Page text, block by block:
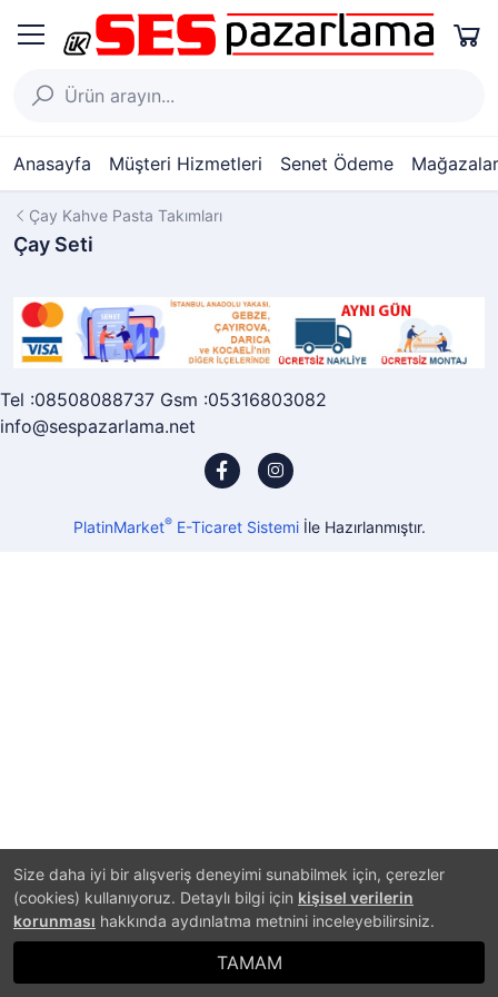
Anasayfa Müşteri Hizmetleri Senet Ödeme
Size daha iyi bir alışveriş deneyimi sunabilmek için, çerezler
(cookies) kullanıyoruz. Detaylı bilgi için kişisel verilerin
korunması hakkında aydınlatma metnini inceleyebilirsiniz.
TAMAM
Çay Kahve Pasta Takımları
Çay Seti
Tel :08508088737 Gsm :05316803082
info@sespazarlama.net
PlatinMarket®E-Ticaret Sistemiİle Hazırlanmıştır.